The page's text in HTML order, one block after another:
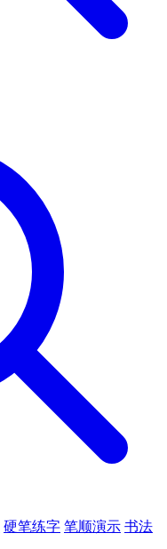
硬笔练字 笔顺演示 书法